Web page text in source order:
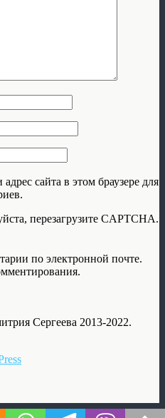
сайта в этом браузере для
перезагрузите CAPTCHA.
по электронной почте.
Сергеева 2013-2022.